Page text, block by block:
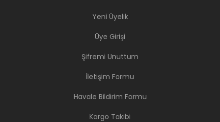
Yeni Üyelik
Üye Girişi
Şifremi Unuttum
İletişim Formu
Havale Bildirim Formu
Kargo Takibi